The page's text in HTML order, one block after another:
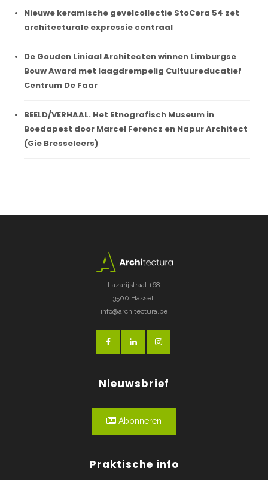
Nieuwe keramische gevelcollectie StoCera 54 zet
architecturale expressie centraal
De Gouden Liniaal Architecten winnen Limburgse
Bouw Award met laagdrempelig Cultuureducatief
Centrum De Faar
BEELD/VERHAAL. Het Etnografisch Museum in
Boedapest door Marcel Ferencz en Napur Architect
(Gie Bresseleers)
Lazarijstraat 168
3500 Hasselt
info@architectura.be
Nieuwsbrief
Abonneren
Praktische info